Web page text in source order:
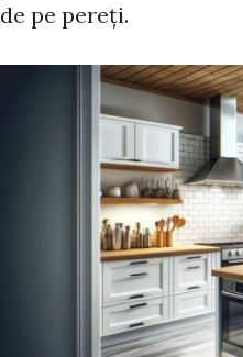
de pe pereți.